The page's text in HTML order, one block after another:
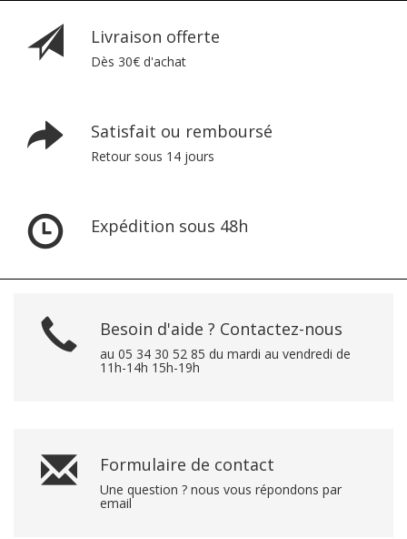
Livraison offerte
Dès 30€ d'achat
Satisfait ou remboursé
Retour sous 14 jours
Expédition sous 48h
Besoin d'aide ? Contactez-nous
au 05 34 30 52 85 du mardi au vendredi de
11h-14h 15h-19h
Formulaire de contact
Une question ? nous vous répondons par
email